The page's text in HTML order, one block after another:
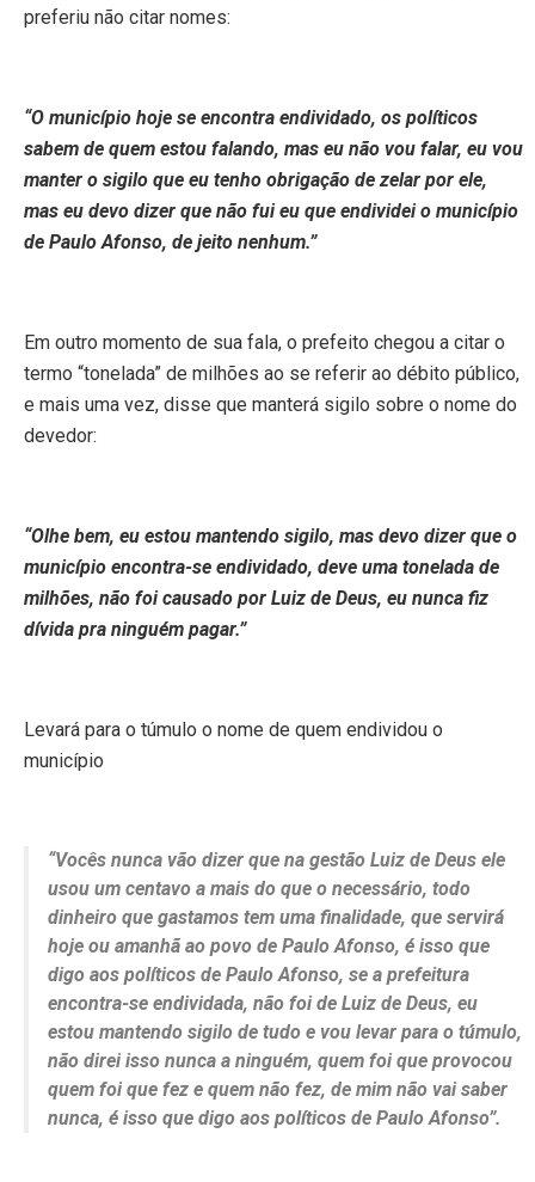
preferiu não citar nomes:
“O município hoje se encontra endividado, os políticos
sabem de quem estou falando, mas eu não vou falar, eu vou
manter o sigilo que eu tenho obrigação de zelar por ele,
mas eu devo dizer que não fui eu que endividei o município
de Paulo Afonso, de jeito nenhum.”
Em outro momento de sua fala, o prefeito chegou a citar o
termo “tonelada” de milhões ao se referir ao débito público,
e mais uma vez, disse que manterá sigilo sobre o nome do
devedor:
“Olhe bem, eu estou mantendo sigilo, mas devo dizer que o
município encontra-se endividado, deve uma tonelada de
milhões, não foi causado por Luiz de Deus, eu nunca fiz
dívida pra ninguém pagar.”
Levará para o túmulo o nome de quem endividou o
município
“Vocês nunca vão dizer que na gestão Luiz de Deus ele
usou um centavo a mais do que o necessário, todo
dinheiro que gastamos tem uma finalidade, que servirá
hoje ou amanhã ao povo de Paulo Afonso, é isso que
digo aos políticos de Paulo Afonso, se a prefeitura
encontra-se endividada, não foi de Luiz de Deus, eu
estou mantendo sigilo de tudo e vou levar para o túmulo,
não direi isso nunca a ninguém, quem foi que provocou
quem foi que fez e quem não fez, de mim não vai saber
nunca, é isso que digo aos políticos de Paulo Afonso”.